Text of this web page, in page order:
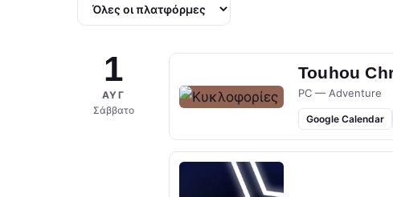
1
ΑΥΓ
Σάββατο
Touhou
PC — Adventure
Google Calendar